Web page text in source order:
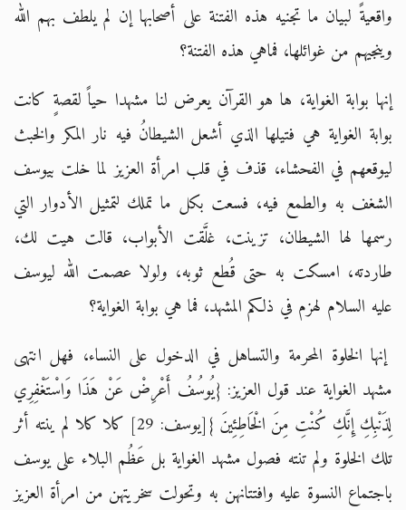
واقعيةً لبيان ما تجنيه هذه الفتنة على أصحابها إن لم يلطف بهم الله
وينجيهم من غوائلها، فماهي هذه الفتنة؟
إنها بوابة الغواية، ها هو القرآن يعرض لنا مشهدا حياً لقصةٍ كانت
بوابة الغواية هي فتيلها الذي أشعل الشيطانُ فيه نار المكر والخبث
ليوقعهم في الفحشاء، قذف في قلب امرأة العزيز لما خلت بيوسف
الشغف به والطمع فيه، فسعت بكل ما تملك لتمثيل الأدوار التي
رسمها لها الشيطان، تزينت، غلَّقت الأبواب، قالت هيت لك،
طاردته، امسكت به حتى قُطع ثوبه، ولولا عصمت الله ليوسف
عليه السلام لهزم في ذلكم المشهد، فما هي بوابة الغواية؟
إنها الخلوة المحرمة والتساهل في الدخول على النساء، فهل انتهى
مشهد الغواية عند قول العزيز: {يُوسُفُ أَعْرِضْ عَنْ هَذَا وَاسْتَغْفِرِي
لِذَنْبِكِ إِنَّكِ كُنْتِ مِنَ الْخَاطِئِينَ }[يوسف: 29] كلا كلا لم ينته أثر
تلك الخلوة ولم تنته فصول مشهد الغواية بل عَظُم البلاء على يوسف
باجتماع النسوة عليه وافتتانهن به وتحولت سخريتهن من امرأة العزيز